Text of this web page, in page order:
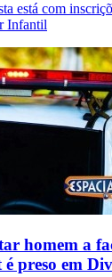
está com
Infantil
homem a
preso em